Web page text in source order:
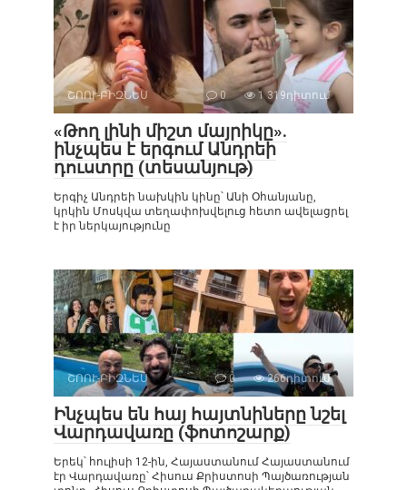
ՇՈՈՒ-ԲԻԶՆԵՍ 0 1 319դիտում
«Թող լինի միշտ մայրիկը».
ինչպես է երգում Անդրեի
դուստրը (տեսանյութ)
Երգիչ Անդրեի նախկին կինը՝ Անի Օհանյանը,
կրկին Մոսկվա տեղափոխվելուց հետո ավելացրել
է իր ներկայությունը
ՇՈՈՒ-ԲԻԶՆԵՍ 0 266դիտում
Ինչպես են հայ հայտնիները նշել
Վարդավառը (ֆոտոշարք)
Երեկ՝ հուլիսի 12-ին, Հայաստանում Հայաստանում
էր Վարդավառը՝ Հիսուս Քրիստոսի Պայծառության